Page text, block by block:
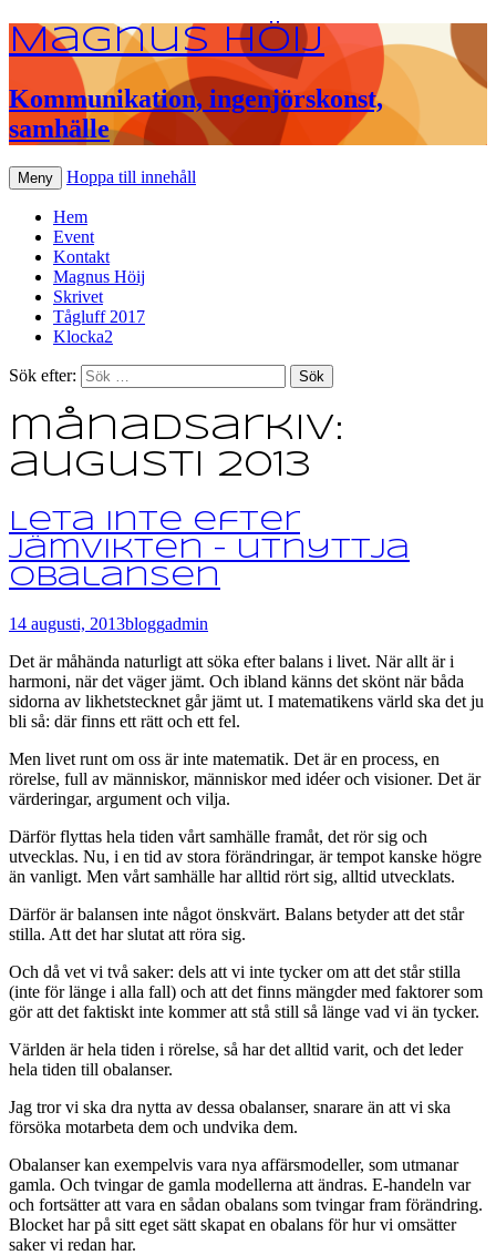
Magnus Höij
Kommunikation, ingenjörskonst,
samhälle
Meny Hoppa till innehåll
Hem
Event
Kontakt
Magnus Höij
Skrivet
Tågluff 2017
Klocka2
Sök efter:
månadsarkiv:
augusti 2013
Leta inte efter
jämvikten – utnyttja
obalansen
14 augusti, 2013bloggadmin
Det är måhända naturligt att söka efter balans i livet. När allt är i
harmoni, när det väger jämt. Och ibland känns det skönt när båda
sidorna av likhetstecknet går jämt ut. I matematikens värld ska det ju
bli så: där finns ett rätt och ett fel.
Men livet runt om oss är inte matematik. Det är en process, en
rörelse, full av människor, människor med idéer och visioner. Det är
värderingar, argument och vilja.
Därför flyttas hela tiden vårt samhälle framåt, det rör sig och
utvecklas. Nu, i en tid av stora förändringar, är tempot kanske högre
än vanligt. Men vårt samhälle har alltid rört sig, alltid utvecklats.
Därför är balansen inte något önskvärt. Balans betyder att det står
stilla. Att det har slutat att röra sig.
Och då vet vi två saker: dels att vi inte tycker om att det står stilla
(inte för länge i alla fall) och att det finns mängder med faktorer som
gör att det faktiskt inte kommer att stå still så länge vad vi än tycker.
Världen är hela tiden i rörelse, så har det alltid varit, och det leder
hela tiden till obalanser.
Jag tror vi ska dra nytta av dessa obalanser, snarare än att vi ska
försöka motarbeta dem och undvika dem.
Obalanser kan exempelvis vara nya affärsmodeller, som utmanar
gamla. Och tvingar de gamla modellerna att ändras. E-handeln var
och fortsätter att vara en sådan obalans som tvingar fram förändring.
Blocket har på sitt eget sätt skapat en obalans för hur vi omsätter
saker vi redan har.